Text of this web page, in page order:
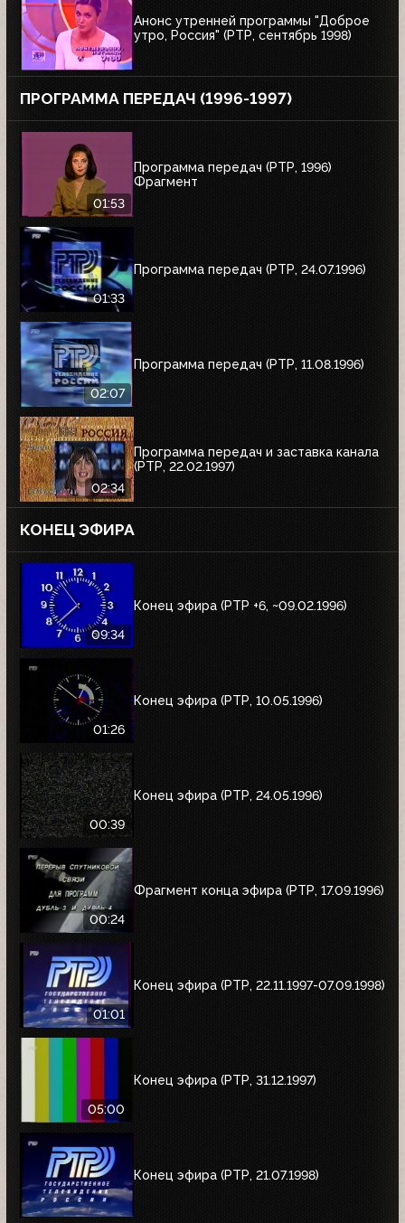
Анонс утренней программы "Доброе
утро, Россия" (РТР, сентябрь 1998)
ПРОГРАММА ПЕРЕДАЧ (1996-1997)
01:53
Программа передач (РТР, 1996)
Фрагмент
01:33
Программа передач (РТР, 24.07.1996)
02:07
Программа передач (РТР, 11.08.1996)
02:34
Программа передач и заставка канала
(РТР, 22.02.1997)
КОНЕЦ ЭФИРА
09:34
Конец эфира (РТР +6, ~09.02.1996)
01:26
Конец эфира (РТР, 10.05.1996)
00:39
Конец эфира (РТР, 24.05.1996)
00:24
Фрагмент конца эфира (РТР, 17.09.1996)
01:01
Конец эфира (РТР, 22.11.1997-07.09.1998)
05:00
Конец эфира (РТР, 31.12.1997)
Конец эфира (РТР, 21.07.1998)